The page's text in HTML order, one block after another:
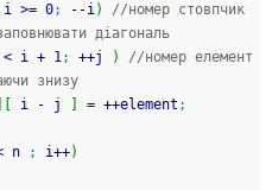
i >= 0; --i)
//номер стовпчик
діагональ
< i + 1; ++j )
//номер елемент
знизу
i - j = ++element ;
n ; i++)